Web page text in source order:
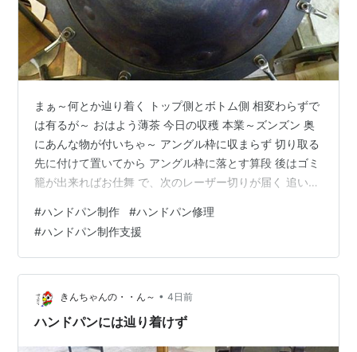
まぁ～何とか辿り着く トップ側とボトム側 相変わらずで
は有るが～ おはよう薄茶 今日の収穫 本業～ズンズン 奥
にあんな物が付いちゃ～ アングル枠に収まらず 切り取る
先に付けて置いてから アングル枠に落とす算段 後はゴミ
籠が出来ればお仕舞 で、次のレーザー切りが届く 追いか
が カラスは今日も集まらず ドン曇りで このまま冷夏な
ら楽なのだが ～☆。.:*:・'゜ヽ( ´ー`)ノ んじゃ まったね
～♪
#ハンドパン制作 #ハンドパン修理
#ハンドパン制作支援
きんちゃんの・・ん～ • 4日前
ハンドパンには辿り着けず